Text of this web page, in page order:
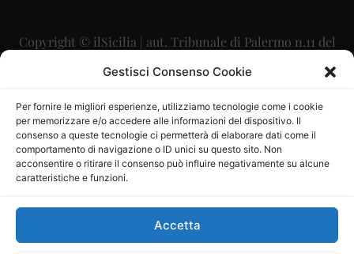
Gestisci Consenso Cookie
Per fornire le migliori esperienze, utilizziamo tecnologie come i cookie
per memorizzare e/o accedere alle informazioni del dispositivo. Il
consenso a queste tecnologie ci permetterà di elaborare dati come il
comportamento di navigazione o ID unici su questo sito. Non
acconsentire o ritirare il consenso può influire negativamente su alcune
caratteristiche e funzioni.
Accetta
Copyright © ilSicilia | aut. Tribunale di Palermo n.11 del
29/09/2015
Direttore Editoriale: Maurizio Scaglione
Direttore Responsabile: Maria Calabrese
P.IVA: 06334930820
Mercurio Comunicazione Società Cooperativa a r.l. è